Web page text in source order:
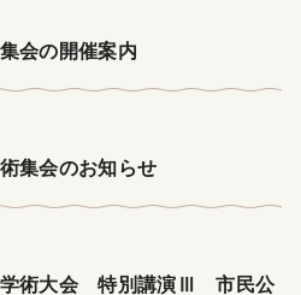
会の開催案内
集会のお知らせ
学術大会 特別講演Ⅲ 市民公